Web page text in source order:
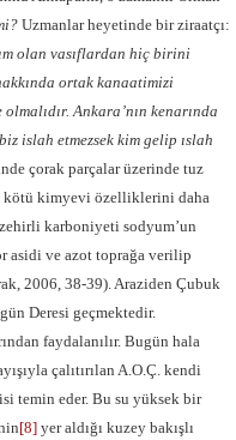
Uzmanlar heyetinde bir ziraatçı:
olan vasıflardan hiç birini
ortak kanaatimizi
Ankara’nın kenarında
islah etmezsek kim gelip ıslah
çorak parçalar üzerinde tuz
kötü kimyevi özelliklerini daha
karboniyeti sodyum’un
asidi ve azot toprağa verilip
2006, 38-39). Araziden Çubuk
Deresi geçmektedir.
faydalanılır. Bugün hala
çalıtırılan A.O.Ç. kendi
temin eder. Bu su yüksek bir
[8] yer aldığı kuzey bakışlı